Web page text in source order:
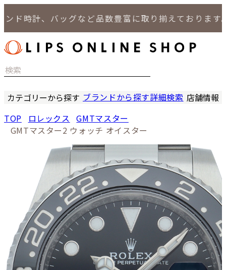
計、バッグなど品数豊富に取り揃えております。
カテゴリーから探す
バッグ
小物
ブランドから探す詳細検索 店舗情報
LIPS 札
LIPS 通
TOP ロレックス
GMTマスター
GMTマスター2 ウォッチ オイスター